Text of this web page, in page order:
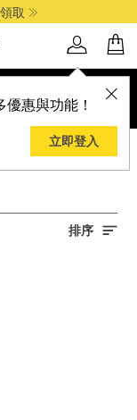
取
惠與功能！
立即登入
排序